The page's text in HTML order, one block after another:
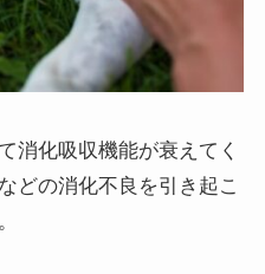
消化吸収機能が衰えてく
どの消化不良を引き起こ